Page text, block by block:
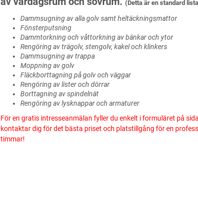
(Detta är en standard
Dammsugning av alla golv samt heltäckningsmattor
Fönsterputsning
Dammtorkning och våttorkning av bänkar och ytor
Rengöring av trägolv, stengolv, kakel och klinkers
Dammsugning av trappa
Moppning av golv
Fläckborttagning på golv och väggar
Rengöring av lister och dörrar
Borttagning av spindelnät
Rengöring av lysknappar och armaturer
För en gratis intresseanmälan fyller du enkelt i formuläret på
kontaktar dig för det bästa priset och platstillgång för en
timmar!